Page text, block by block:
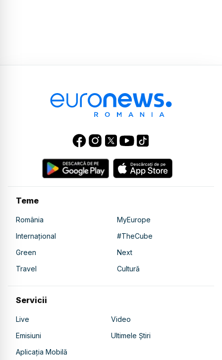
Teme
România
MyEurope
Internațional
#TheCube
Green
Next
Travel
Cultură
Servicii
Live
Video
Emisiuni
Ultimele Știri
Aplicația Mobilă